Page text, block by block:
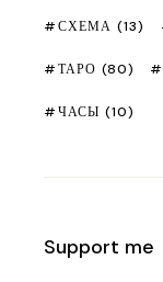
СХЕМА (13)
ТАРО (80)
ЧАСЫ (10)
Support me